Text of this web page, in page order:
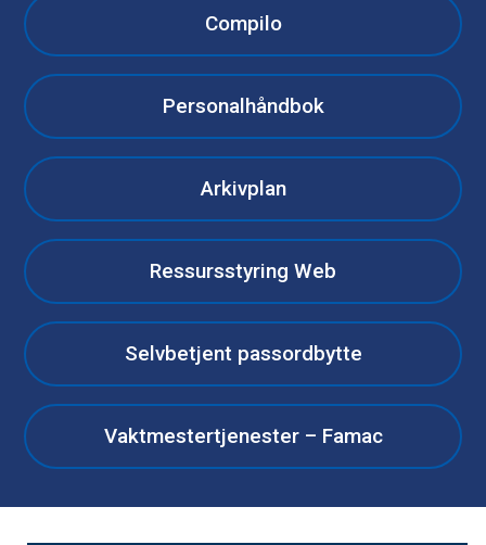
Compilo
Personalhåndbok
Arkivplan
Ressursstyring Web
Selvbetjent passordbytte
Vaktmestertjenester – Famac